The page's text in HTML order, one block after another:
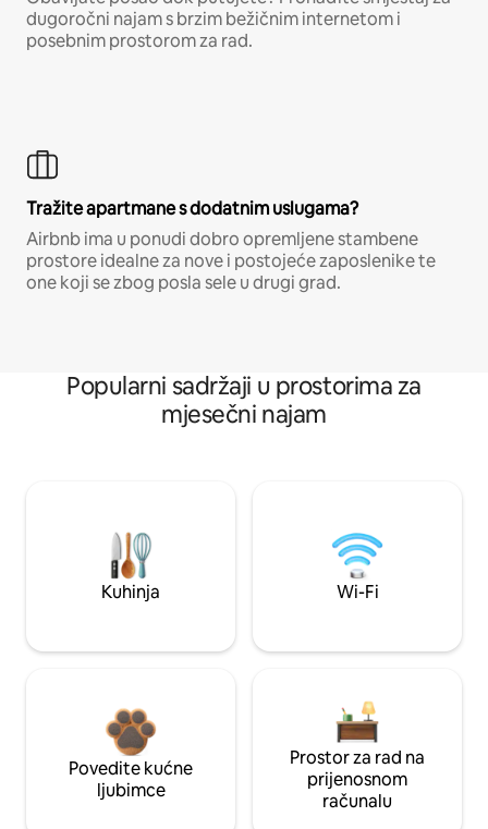
dugoročni najam s brzim bežičnim internetom i
posebnim prostorom za rad.
Tražite apartmane s dodatnim uslugama?
Airbnb ima u ponudi dobro opremljene stambene
prostore idealne za nove i postojeće zaposlenike te
one koji se zbog posla sele u drugi grad.
Popularni sadržaji u prostorima za
mjesečni najam
Kuhinja Wi-Fi
Povedite kućne
ljubimce
Prostor za rad na
prijenosnom
računalu